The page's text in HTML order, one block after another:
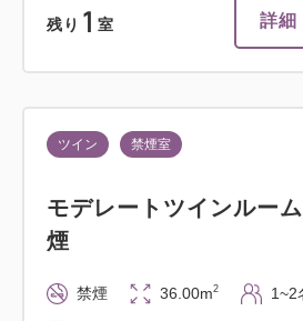
残り 1 室 詳細
ツイン 禁煙室
モデレートツインルー
煙
禁煙 36.00m2 1~2